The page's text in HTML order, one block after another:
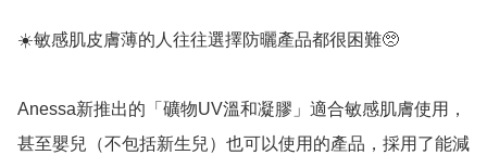
☀️敏感肌皮膚薄的人往往選擇防曬產品都很困難🥺
Anessa新推出的「礦物UV溫和凝膠」適合敏感肌膚使用，
甚至嬰兒（不包括新生兒）也可以使用的產品，採用了能減